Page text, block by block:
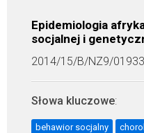
Epidemiologia
socjalnej i
2014/15/B/NZ9/01933
Słowa kluczowe:
behawior socjalny